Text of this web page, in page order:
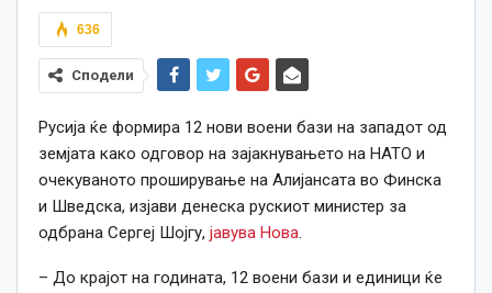
636
Сподели
Русија ќе формира 12 нови воени бази на западот од
земјата како одговор на зајакнувањето на НАТО и
очекуваното проширување на Алијансата во Финска
и Шведска, изјави денеска рускиот министер за
одбрана Сергеј Шојгу, јавува Нова.
– До крајот на годината, 12 воени бази и единици ќе